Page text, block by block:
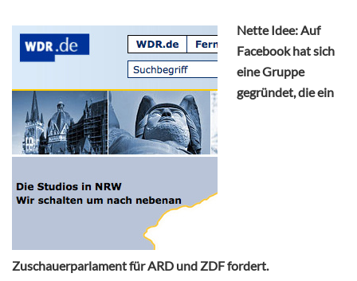
Nette Idee: Auf
Facebook hat sich
eine Gruppe
gegründet, die ein
Zuschauerparlament für ARD und ZDF fordert.